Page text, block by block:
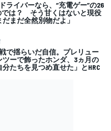
ライバーなら、“充電ゲー”の26
では？ そう甘くはないと現役
だまだ全然別物だよ」
で揺らいだ自信。プレリュー
ツーで飾ったホンダ、3ヵ月の
たちを見つめ直せた」とHRC